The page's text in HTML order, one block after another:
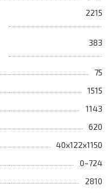
2215
383
75
1515
1143
620
40x122x1150
0~724
2810